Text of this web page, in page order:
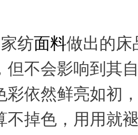
纺面料做出的床
但不会影响到其
彩依然鲜亮如初
不掉色，用用就